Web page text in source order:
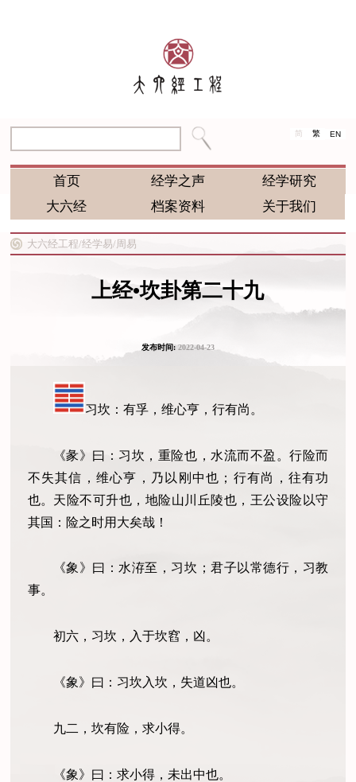
简 繁 EN
首页 经学之声
经学研究
大六经
档案资料 关于我们
大六经工程/经学易/ 周易
上经•坎卦第二十九
发布时间:2022-04-23
习坎：有孚，维心亨，行有尚。
《彖》曰：习坎，重险也，水流而不盈。行险而
不失其信，维心亨，乃以刚中也；行有尚，往有功
也。天险不可升也，地险山川丘陵也，王公设险以守
其国：险之时用大矣哉！
《象》曰：水洊至，习坎；君子以常德行，习教
事。
初六，习坎，入于坎窞，凶。
《象》曰：习坎入坎，失道凶也。
九二，坎有险，求小得。
《象》曰：求小得，未出中也。